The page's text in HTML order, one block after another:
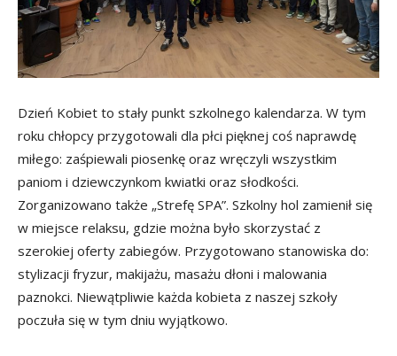
Dzień Kobiet to stały punkt szkolnego kalendarza. W tym
roku chłopcy przygotowali dla płci pięknej coś naprawdę
miłego: zaśpiewali piosenkę oraz wręczyli wszystkim
paniom i dziewczynkom kwiatki oraz słodkości.
Zorganizowano także „Strefę SPA”. Szkolny hol zamienił się
w miejsce relaksu, gdzie można było skorzystać z
szerokiej oferty zabiegów. Przygotowano stanowiska do:
stylizacji fryzur, makijażu, masażu dłoni i malowania
paznokci. Niewątpliwie każda kobieta z naszej szkoły
poczuła się w tym dniu wyjątkowo.